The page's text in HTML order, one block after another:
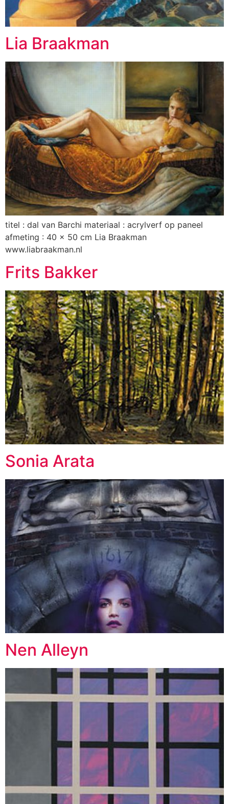
Lia Braakman
titel : dal van Barchi materiaal : acrylverf op paneel
afmeting : 40 x 50 cm Lia Braakman
www.liabraakman.nl
Frits Bakker
Sonia Arata
Nen Alleyn